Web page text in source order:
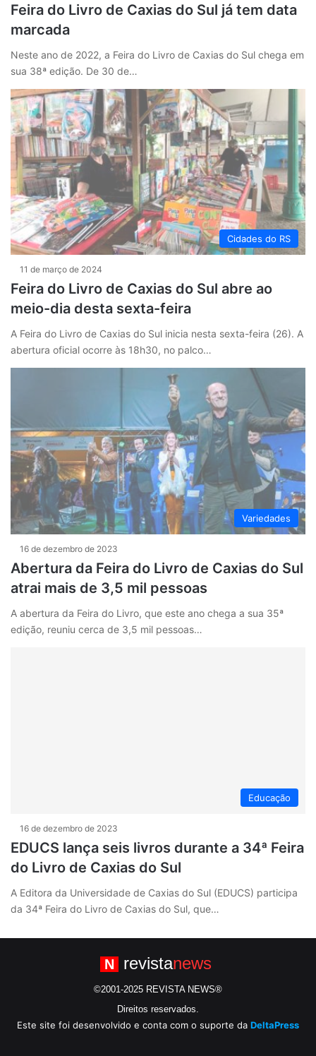
Feira do Livro de Caxias do Sul já tem data
marcada
Neste ano de 2022, a Feira do Livro de Caxias do Sul chega em
sua 38ª edição. De 30 de…
Cidades do RS
11 de março de 2024
Feira do Livro de Caxias do Sul abre ao
meio-dia desta sexta-feira
A Feira do Livro de Caxias do Sul inicia nesta sexta-feira (26). A
abertura oficial ocorre às 18h30, no palco…
Variedades
16 de dezembro de 2023
Abertura da Feira do Livro de Caxias do Sul
atrai mais de 3,5 mil pessoas
A abertura da Feira do Livro, que este ano chega a sua 35ª
edição, reuniu cerca de 3,5 mil pessoas…
Educação
16 de dezembro de 2023
EDUCS lança seis livros durante a 34ª Feira
do Livro de Caxias do Sul
A Editora da Universidade de Caxias do Sul (EDUCS) participa
da 34ª Feira do Livro de Caxias do Sul, que…
N revistanews
©2001-2025 REVISTA NEWS®
Direitos reservados.
Este site foi desenvolvido e conta com o suporte da DeltaPress